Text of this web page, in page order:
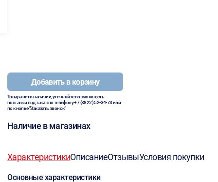
Добавить в корзину
Товара нет в наличии, уточняйте возможность
поставки под заказ по телефону+7 (3822) 52-34-73или
по кнопке "Заказать звонок"
Наличие в магазинах
ХарактеристикиОписаниеОтзывыУсловия покупки
Основные характеристики